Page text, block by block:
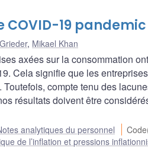
19 pandemic
, Mikael Khan
axées sur la consommation
Cela signifie que les
compte tenu des
résultats doivent être
analytiques du personnel
de l’inflation et pressions